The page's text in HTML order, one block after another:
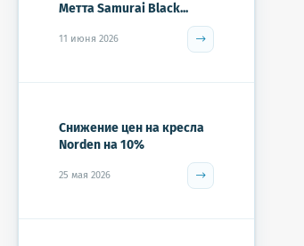
Метта Samurai Black...
11 июня 2026
Снижение цен на кресла
Norden на 10%
25 мая 2026